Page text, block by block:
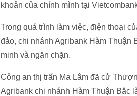
khoản của chính mình tại
Trong quá trình làm việc, điện thoại
đảo, chi nhánh Agribank Hàm Thuận
minh và ngăn chặn.
Công an thị trấn Ma Lâm đã cử
Agribank chi nhánh Hàm Thuận Bắc